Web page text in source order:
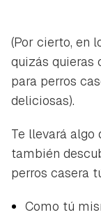
Guardar
Para poder
(Por cierto, en
quizás quieras
para perros
deliciosas).
Te llevará algo
también
perros casera
Como túGracias